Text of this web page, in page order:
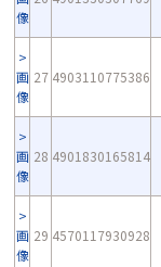
像
画
像
27 4903110775386
画
像
28 4901830165814
画
像
29 4570117930928